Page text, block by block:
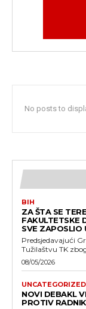
No posts to
BIH
ZA ŠTA SE
FAKULTETSKE
SVE ZAPOSLIO
Predsjedavajući
Tužilaštvu TK
08/05/2026
UNCATEGORIZED
NOVI DEBAKL
PROTIV